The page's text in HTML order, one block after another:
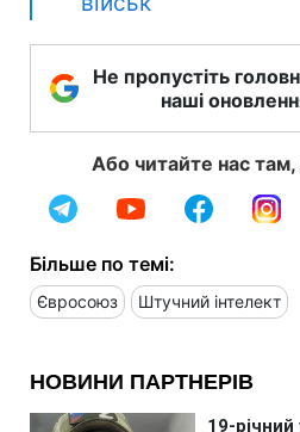
Ще більше цікавого
Європа створила
Tomahawk: ракета
НАТО включає
військ
Не пропустіть